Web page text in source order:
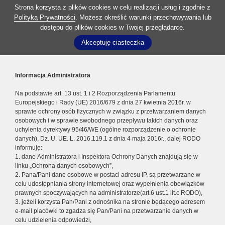
Strona korzysta z plików cookies w celu realizacji usług i zgodnie z
Polityką Prywatności. Możesz określić warunki przechowywania lub
dostępu do plików cookies w Twojej przeglądarce.
Akceptuję ciasteczka
Informacja Administratora
Na podstawie art. 13 ust. 1 i 2 Rozporządzenia Parlamentu
Europejskiego i Rady (UE) 2016/679 z dnia 27 kwietnia 2016r. w
sprawie ochrony osób fizycznych w związku z przetwarzaniem danych
osobowych i w sprawie swobodnego przepływu takich danych oraz
uchylenia dyrektywy 95/46/WE (ogólne rozporządzenie o ochronie
danych), Dz. U. UE. L. 2016.119.1 z dnia 4 maja 2016r., dalej RODO
informuję:
1. dane Administratora i Inspektora Ochrony Danych znajdują się w
linku „Ochrona danych osobowych”,
2. Pana/Pani dane osobowe w postaci adresu IP, są przetwarzane w
celu udostępniania strony internetowej oraz wypełnienia obowiązków
prawnych spoczywających na administratorze(art.6 ust.1 lit.c RODO),
3. jeżeli korzysta Pan/Pani z odnośnika na stronie będącego adresem
e-mail placówki to zgadza się Pan/Pani na przetwarzanie danych w
celu udzielenia odpowiedzi,